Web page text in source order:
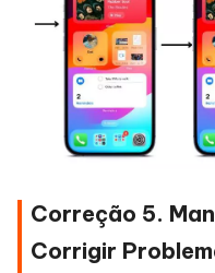
Correção 5.
Corrigir